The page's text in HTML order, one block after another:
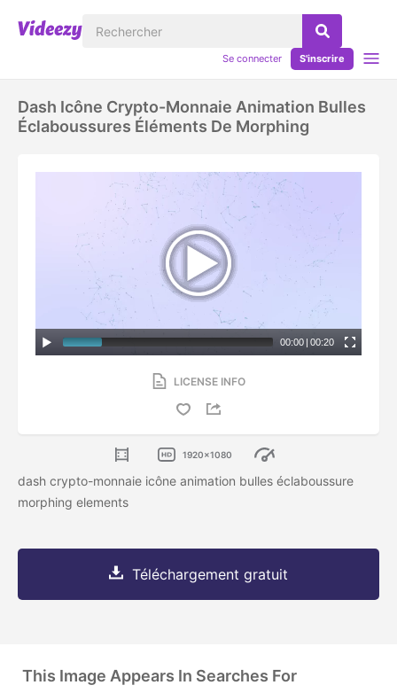
Se connecter S'inscrire
Dash Icône Crypto-Monnaie Animation Bulles
Éclaboussures Éléments De Morphing
00:00 | 00:20
LICENSE INFO
1920x1080
dash crypto-monnaie icône animation bulles éclaboussure
morphing elements
Téléchargement gratuit
This Image Appears In Searches For